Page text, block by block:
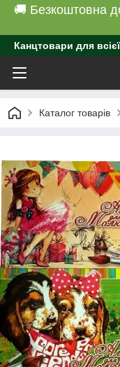
🚚 Безкоштовна
Канцтовари для
Каталог товарів